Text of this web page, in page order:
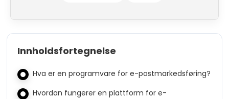
Innholdsfortegnelse
Hva er en programvare for e-postmarkedsføring?
Hvordan fungerer en plattform for e-